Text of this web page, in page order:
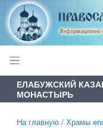
ЕЛАБУЖСКИЙ
МОНАСТЫРЬ
На главную / Храмы